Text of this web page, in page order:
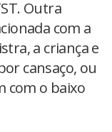
Outra
com a
a criança e
cansaço, ou
com o baixo